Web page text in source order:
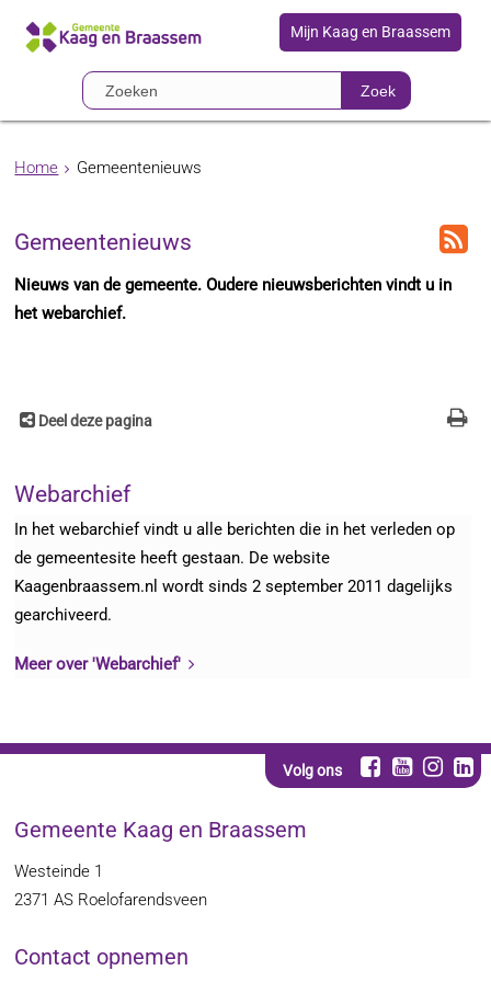
Mijn Kaag en Braassem
Zoek
Home Gemeentenieuws
Gemeentenieuws
Nieuws van de gemeente. Oudere nieuwsberichten vindt u in
het webarchief.
Deel deze pagina
Webarchief
In het webarchief vindt u alle berichten die in het verleden op
de gemeentesite heeft gestaan. De website
Kaagenbraassem.nl wordt sinds 2 september 2011 dagelijks
gearchiveerd.
Meer over 'Webarchief'
Volg ons
Gemeente Kaag en Braassem
Westeinde 1
2371 AS Roelofarendsveen
Contact opnemen